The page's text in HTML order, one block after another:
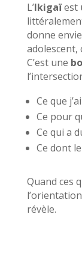
L’Ikigaïest
donne
adolescent,
C’est une
Ce que
Ce pour
Ce qui a
Ce dont
Quand ces
révèle.